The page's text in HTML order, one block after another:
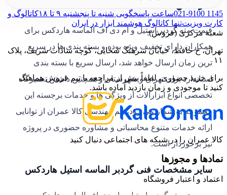
قیمت مته گردبر استیل و ام دی اف الماسه هاردکس برای
همکاران دارای تخفیف ویژه بوده و بسته بندی ها در سریع
ترین زمان ارسال خواهد شد، ارسال سریع با بسته بندی
استاندارد برای تهران و شهرستان و همچنین داشتن تعمیرگاه
تخصصی انواع ابزارآلات از ویژگی ها و خدمات برجسته این
مجموعه به شمار می رود، تیم مهندسی کالا عمران از توانایی
ارائه خدمات متنوع محاسباتی و مشاوره حضوری در پروژه
نیز برخوردار است.
سایر مشخصات فنی گردبر الماسه استیل هاردکس
021-9100 1145ساعت پاسخگویی شنبه تا پنجشنبه ۹ تا ۱۸
کاتالوگ و
کارت ویزیتتنها کاتالوگ هوشمند ابزار در ایران
شعبه مرکزی (فروش):
تهران، خ حافظ، خیابان سرهنگ سخایی، کوچه سادات شریف، پلاک
۱۱
برای خرید حضوری، لطفاً پیش از مراجعه با تیم فروش هماهنگ
کنید تا موجودی و زمان بازدید آماده باشد.
کالا عمران را در شبکه های اجتماعی دنبال کنید
نمادها و مجوزها
اعتماد و اعتبار فروشگاه